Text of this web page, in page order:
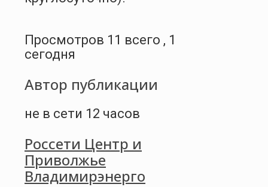
Просмотров 11 всего , 1
сегодня
Автор публикации
не в сети 12 часов
Россети Центр и
Приволжье
Владимирэнерго